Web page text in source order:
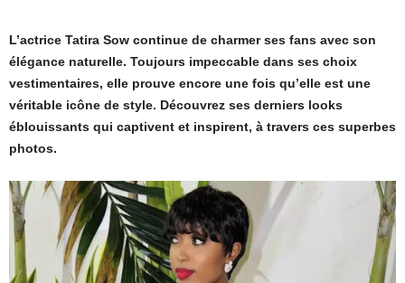
L’actrice Tatira Sow continue de charmer ses fans avec son
élégance naturelle. Toujours impeccable dans ses choix
vestimentaires, elle prouve encore une fois qu’elle est une
véritable icône de style. Découvrez ses derniers looks
éblouissants qui captivent et inspirent, à travers ces superbes
photos.